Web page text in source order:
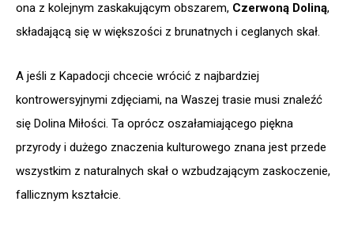
ona z kolejnym zaskakującym obszarem, Czerwoną Doliną,
składającą się w większości z brunatnych i ceglanych skał.
A jeśli z Kapadocji chcecie wrócić z najbardziej
kontrowersyjnymi zdjęciami, na Waszej trasie musi znaleźć
się Dolina Miłości. Ta oprócz oszałamiającego piękna
przyrody i dużego znaczenia kulturowego znana jest przede
wszystkim z naturalnych skał o wzbudzającym zaskoczenie,
fallicznym kształcie.